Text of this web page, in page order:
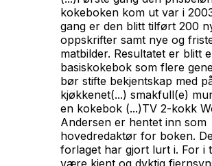
kokeboken kom ut var i
gang er den blitt tilført 200
oppskrifter samt nye og
matbilder. Resultatet er blitt
basiskokebok som flere
bør stifte bekjentskap med
kjøkkenet(...) smakfull(e)
en kokebok (...)TV 2-kokk
Andersen er hentet inn som
hovedredaktør for boken.
forlaget har gjort lurt i. For i
være kjent og dyktig